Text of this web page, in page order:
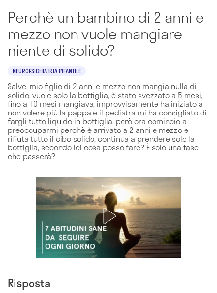
Perchè un bambino di 2 anni e
mezzo non vuole mangiare
niente di solido?
NEUROPSICHIATRIA INFANTILE
Salve, mio figlio di 2 anni e mezzo non mangia nulla di
solido, vuole solo la bottiglia, è stato svezzato a 5 mesi,
fino a 10 mesi mangiava, improvvisamente ha iniziato a
non volere più la pappa e il pediatra mi ha consigliato di
fargli tutto liquido in bottiglia, però ora comincio a
preoccuparmi perchè è arrivato a 2 anni e mezzo e
rifiuta tutto il cibo solido, continua a prendere solo la
bottiglia, secondo lei cosa posso fare? È solo una fase
che passerà?
Risposta